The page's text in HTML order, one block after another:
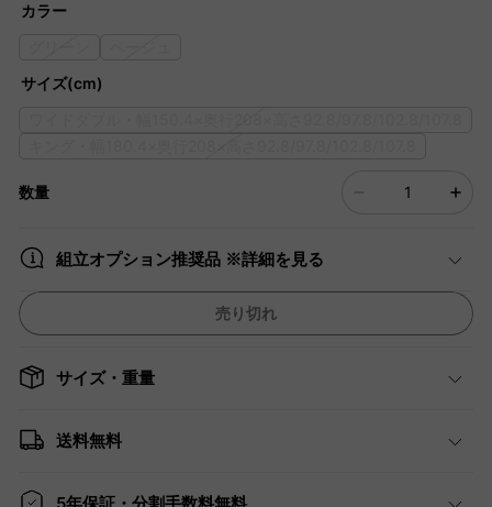
カラー
サイズ(cm)
数量
組立オプション推奨品 ※詳細を見る
売り切れ
サイズ・重量
送料無料